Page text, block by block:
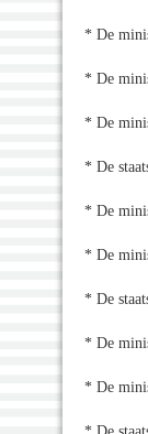
* De
* De
* De
* De
* De
* De
* De
* De
* De
* De